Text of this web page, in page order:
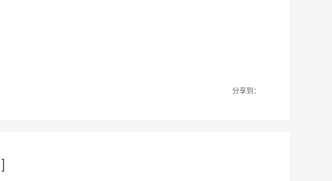
分享到：